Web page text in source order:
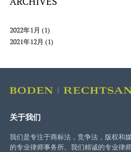
2022年1月 (1)
2021年12月 (1)
关于我们
我们是专注于商标法，竞争法，版权和
的专业律师事务所。我们精诚的专业律